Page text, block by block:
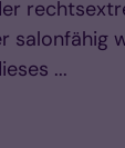
salonfähig
...